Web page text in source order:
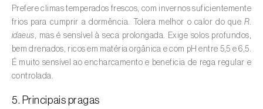
Banana (Musa spp.)
Batata ( Solanum tuberosum)
Batata-doce (Ipomoea batatas)
Begonia spp.)
Prefere climas temperados frescos, com invernos suficientemente
frios para cumprir a dormência. Tolera melhor o calor do queR.
idaeus, mas é sensível à seca prolongada. Exige solos profundos,
bem drenados, ricos em matéria orgânica e com pH entre 5,5 e 6,5.
É muito sensível ao encharcamento e beneficia de rega regular e
controlada.
5. Principais pragas